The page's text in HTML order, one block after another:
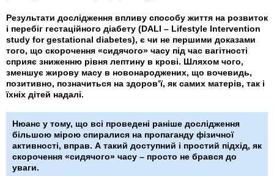
Результати дослідження впливу способу життя на розвиток
і перебіг гестаційного діабету (DALI – Lifestyle Intervention
study for gestational diabetes), є чи не першими доказами
того, що скорочення «сидячого» часу під час вагітності
сприяє зниженню рівня лептину в крові. Шляхом чого,
зменшує жирову масу в новонароджених, що вочевидь,
позитивно, позначиться на здоров’ї, як самих матерів, так і
їхніх дітей надалі.
Нюанс у тому, що всі проведені раніше дослідження
більшою мірою спиралися на пропаганду фізичної
активності, вправ. А такий доступний і простий підхід, як
скорочення «сидячого» часу – просто не брався до
уваги.